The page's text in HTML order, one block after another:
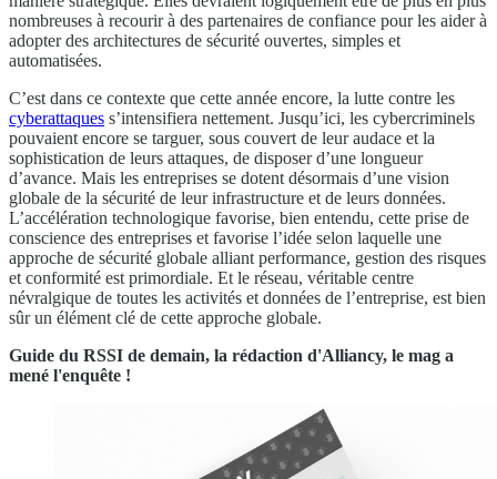
nombreuses à recourir à des partenaires de confiance pour les aider à
adopter des architectures de sécurité ouvertes, simples et
automatisées.
C’est dans ce contexte que cette année encore, la lutte contre les
cyberattaques s’intensifiera nettement. Jusqu’ici, les cybercriminels
pouvaient encore se targuer, sous couvert de leur audace et la
sophistication de leurs attaques, de disposer d’une longueur
d’avance. Mais les entreprises se dotent désormais d’une vision
globale de la sécurité de leur infrastructure et de leurs données.
L’accélération technologique favorise, bien entendu, cette prise de
conscience des entreprises et favorise l’idée selon laquelle une
approche de sécurité globale alliant performance, gestion des risques
et conformité est primordiale. Et le réseau, véritable centre
névralgique de toutes les activités et données de l’entreprise, est bien
sûr un élément clé de cette approche globale.
Guide du RSSI de demain, la rédaction d'Alliancy, le mag a
mené l'enquête !